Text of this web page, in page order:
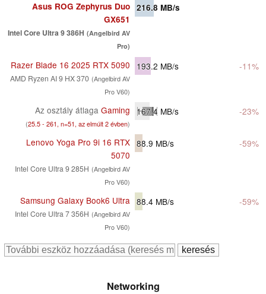
Asus ROG Zephyrus Duo
GX651
Intel Core Ultra 9 386H (Angelbird AV
Pro)
216.8 MB/s
Razer Blade 16 2025 RTX 5090
AMD Ryzen AI 9 HX 370 (Angelbird AV
Pro V60)
193.2 MB/s -11%
Az osztály átlaga Gaming
(25.5 - 261, n=51, az elmúlt 2 évben)
167.4 MB/s -23%
Lenovo Yoga Pro 9i 16 RTX
5070
Intel Core Ultra 9 285H (Angelbird AV
Pro V60)
88.9 MB/s -59%
Samsung Galaxy Book6 Ultra
Intel Core Ultra 7 356H (Angelbird AV
Pro V60)
88.4 MB/s -59%
Networking